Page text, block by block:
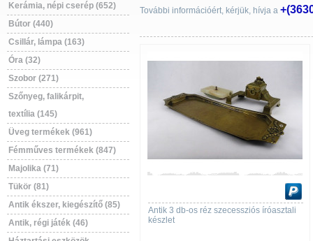
Kerámia, népi cserép (652)
Bútor (440)
Csillár, lámpa (163)
Óra (32)
Szobor (271)
Szőnyeg, falikárpit,
textília (145)
Üveg termékek (961)
Fémműves termékek (847)
Majolika (71)
Tükör (81)
Antik ékszer, kiegészítő (85)
Antik, régi játék (46)
További információért, kérjük, hívja a
Antik 3 db-os réz szecessziós íróasztali
készlet